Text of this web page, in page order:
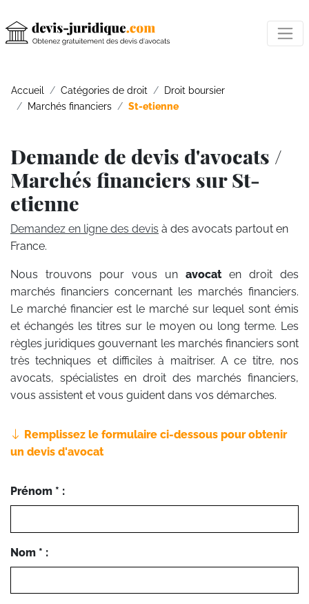
Accueil Catégories de droit
Droit boursier
Marchés financiers
St-etienne
Demande de devis d'avocats /
Marchés financiers sur St-
etienne
Demandez en ligne des devis à des avocats partout en
France.
Nous trouvons pour vous un avocat en droit des
marchés financiers concernant les marchés financiers.
Le marché financier est le marché sur lequel sont émis
et échangés les titres sur le moyen ou long terme. Les
règles juridiques gouvernant les marchés financiers sont
très techniques et difficiles à maitriser. A ce titre, nos
avocats, spécialistes en droit des marchés financiers,
vous assistent et vous guident dans vos démarches.
Remplissez le formulaire ci-dessous pour obtenir
un devis d'avocat
Prénom * :
Nom * :